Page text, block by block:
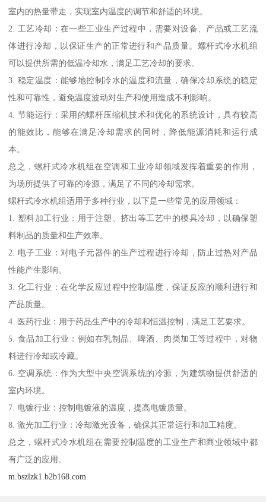
室内的热量带走，实现室内温度的调节和舒适的环境。
2. 工艺冷却：在一些工业生产过程中，需要对设备、产品或工艺流
体进行冷却，以保证生产的正常进行和产品质量。螺杆式冷水机组
可以提供所需的低温冷却水，满足工艺冷却的要求。
3. 稳定温度：能够地控制冷水的温度和流量，确保冷却系统的稳定
性和可靠性，避免温度波动对生产和使用造成不利影响。
4. 节能运行：采用的螺杆压缩机技术和优化的系统设计，具有较高
的能效比，能够在满足冷却需求的同时，降低能源消耗和运行成
本。
总之，螺杆式冷水机组在空调和工业冷却领域发挥着重要的作用，
为场所提供了可靠的冷源，满足了不同的冷却需求。
螺杆式冷水机组适用于多种行业，以下是一些常见的应用领域：
1. 塑料加工行业：用于注塑、挤出等工艺中的模具冷却，以确保塑
料制品的质量和生产效率。
2. 电子工业：对电子元器件的生产过程进行冷却，防止过热对产品
性能产生影响。
3. 化工行业：在化学反应过程中控制温度，保证反应的顺利进行和
产品质量。
4. 医药行业：用于药品生产中的冷却和恒温控制，满足工艺要求。
5. 食品加工行业：例如在乳制品、啤酒、肉类加工等过程中，对物
料进行冷却或冷藏。
6. 空调系统：作为大型中央空调系统的冷源，为建筑物提供舒适的
室内环境。
7. 电镀行业：控制电镀液的温度，提高电镀质量。
8. 激光加工行业：冷却激光设备，确保其正常运行和加工精度。
总之，螺杆式冷水机组在需要控制温度的工业生产和商业领域中都
有广泛的应用。
m.bszlzk1.b2b168.com